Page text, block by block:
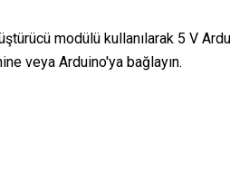
modülü kullanılarak 5 V
veya Arduino'ya bağlayın.